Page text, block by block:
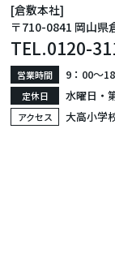
[倉敷本社]
〒710-0841 岡山県
TEL.0120-
営業時間 9：00〜
定休日 水曜日・
アクセス 大高小学